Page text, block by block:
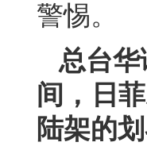
警惕。
总台
间，日
陆架的